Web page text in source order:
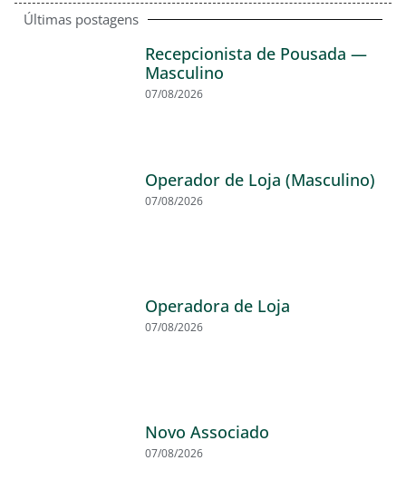
Últimas postagens
Recepcionista de Pousada —
Masculino
07/08/2026
Operador de Loja (Masculino)
07/08/2026
Operadora de Loja
07/08/2026
Novo Associado
07/08/2026